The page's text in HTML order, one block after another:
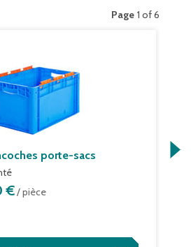
Page 1 of 6
porte-sacs
€/ pièce